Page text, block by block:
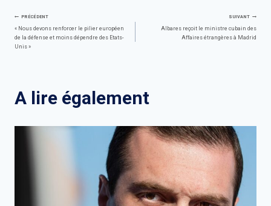
Navigation
de
PRÉCÉDENT
« Nous devons renforcer le pilier européen
de la défense et moins dépendre des Etats-
Unis »
SUIVANT
Albares reçoit le ministre cubain des
Affaires étrangères à Madrid
A lire également